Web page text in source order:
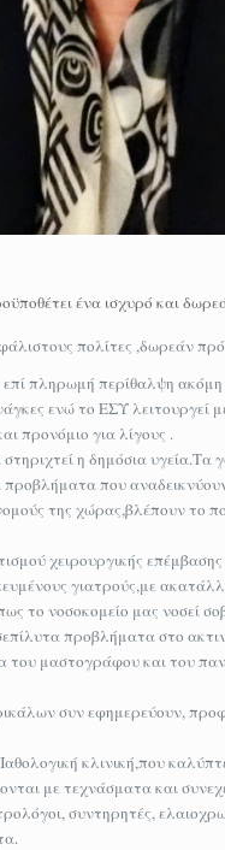
ένα ισχυρό και
πολίτες ,δωρεάν
επί πληρωμή περίθαλψη
ενώ το ΕΣΥ λειτουργεί
προνόμιο για λίγους .
η δημόσια
που
της χώρας,βλέπουν το
χειρουργικής
γιατρούς,με
το νοσοκομείο μας νοσεί
προβλήματα στο
του μαστογράφου και του
συν εφημερεύουν,
κλινική,που
με τεχνάσματα και
συντηρητές,